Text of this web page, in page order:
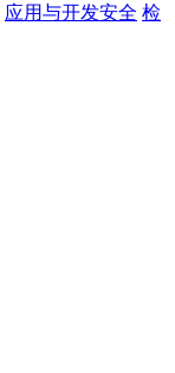
应用与开发安全 检